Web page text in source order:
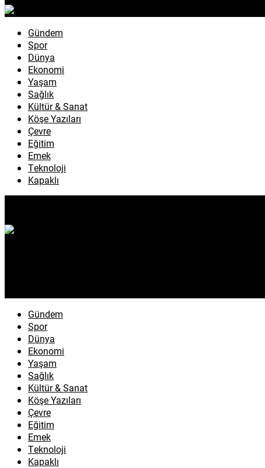
Gündem
Spor
Dünya
Ekonomi
Yaşam
Sağlık
Kültür & Sanat
Köşe Yazıları
Çevre
Eğitim
Emek
Teknoloji
Kapaklı
Gündem
Spor
Dünya
Ekonomi
Yaşam
Sağlık
Kültür & Sanat
Köşe Yazıları
Çevre
Eğitim
Emek
Teknoloji
Kapaklı